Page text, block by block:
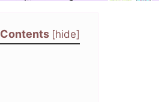
Contents [hide]